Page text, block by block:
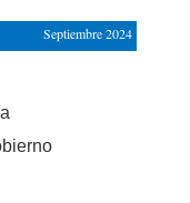
Septiembre 2024